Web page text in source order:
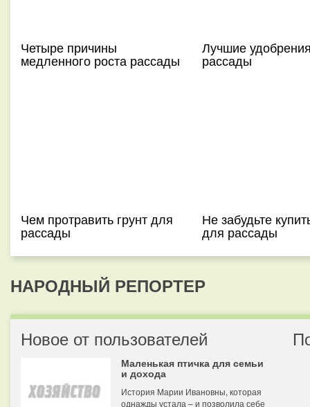
Четыре причины
медленного роста рассады
Лучшие
рассады
Чем протравить грунт для
рассады
Не забудьте
для рассады
НАРОДНЫЙ РЕПОРТЕР
Новое от пользователей
Маленькая птичка для семьи
и дохода
История Марии Ивановны, которая
однажды устала – и позволила себе